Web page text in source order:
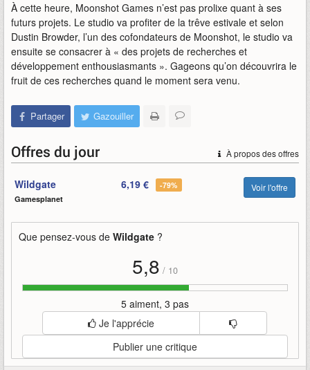
À cette heure, Moonshot Games n’est pas prolixe quant à ses
futurs projets. Le studio va profiter de la trêve estivale et selon
Dustin Browder, l’un des cofondateurs de Moonshot, le studio va
ensuite se consacrer à « des projets de recherches et
développement enthousiasmants ». Gageons qu’on découvrira le
fruit de ces recherches quand le moment sera venu.
Partager Gazouiller
À propos des offres
Offres du jour
Wildgate
Gamesplanet
6,19 € -79% Voir l'offre
Que pensez-vous de Wildgate ?
5,8 / 10
5 aiment, 3 pas
Je l'apprécie
Publier une critique